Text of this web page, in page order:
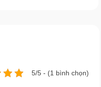
5/5 - (1 bình chọn)